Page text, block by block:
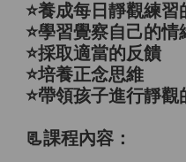
⭐️養成每日靜觀練習
⭐️學習覺察自己的情
⭐️採取適當的反饋
⭐️培養正念思維
⭐️帶領孩子進行靜觀
📃課程內容：